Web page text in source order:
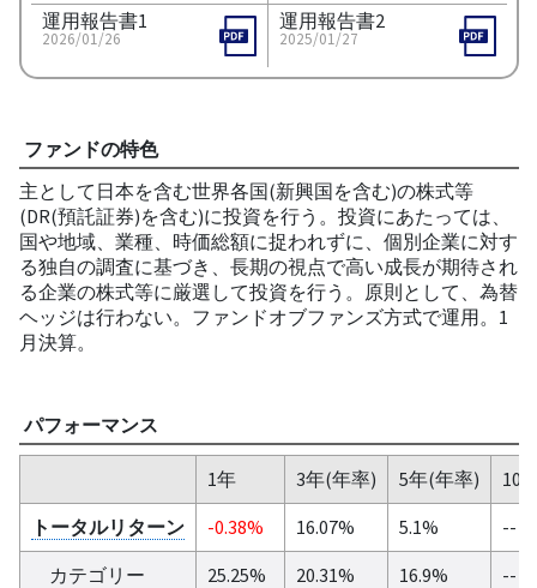
運用報告書1
2026/01/26
運用報告書2
2025/01/27
ファンドの特色
主として日本を含む世界各国(新興国を含む)の株式等
(DR(預託証券)を含む)に投資を行う。投資にあたっては、
国や地域、業種、時価総額に捉われずに、個別企業に対す
る独自の調査に基づき、長期の視点で高い成長が期待され
る企業の株式等に厳選して投資を行う。原則として、為替
ヘッジは行わない。ファンドオブファンズ方式で運用。1
月決算。
パフォーマンス
1年 3年(年率) 5年(年率)
10
トータルリターン
-0.38% 16.07% 5.1%
--
カテゴリー
25.25% 20.31% 16.9%
--